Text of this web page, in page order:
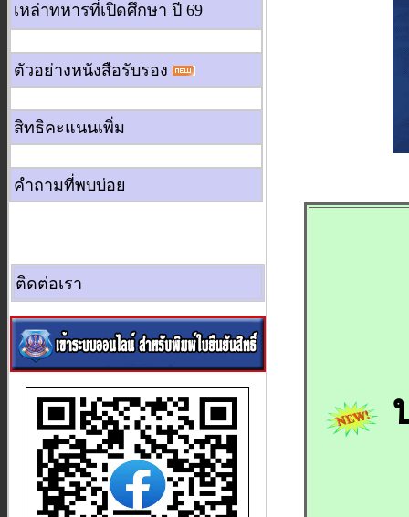
เหล่าทหารที่เปิดศึกษา ปี 69
ตัวอย่างหนังสือรับรอง
สิทธิคะแนนเพิ่ม
คำถามที่พบบ่อย
ติดต่อเรา